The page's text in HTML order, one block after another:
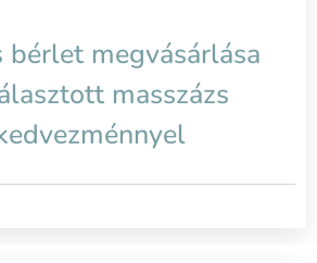
bérlet megvásárlása
masszázs